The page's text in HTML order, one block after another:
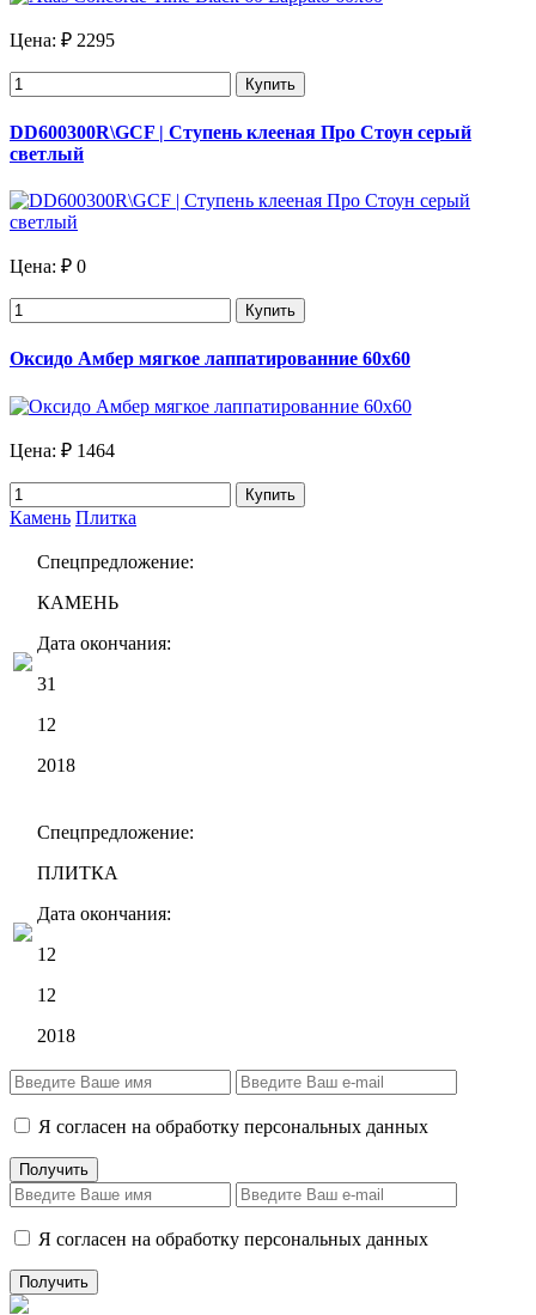
Цена: ₽ 2295
Купить
DD600300R\GCF | Ступень клееная Про Стоун серый
светлый
Цена: ₽ 0
Купить
Оксидо Амбер мягкое лаппатированние 60х60
Цена: ₽ 1464
Купить
Камень Плитка
Спецпредложение:
КАМЕНЬ
Дата окончания:
31
12
2018
Спецпредложение:
ПЛИТКА
Дата окончания:
12
12
2018
Я согласен на обработку персональных данных
Я согласен на обработку персональных данных